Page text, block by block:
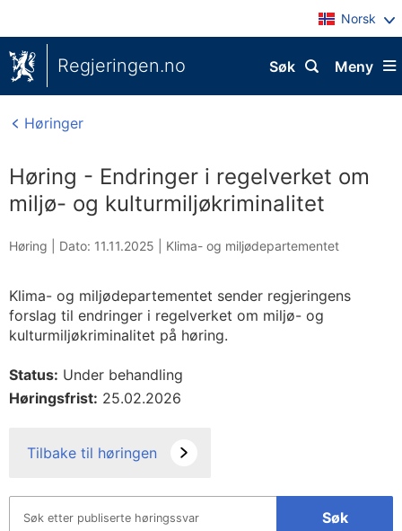
Norsk
Regjeringen.no Meny
Søk
Høringer
Høring - Endringer i regelverket om
miljø- og kulturmiljøkriminalitet
Høring | Dato: 11.11.2025 Klima- og miljødepartementet
Klima- og miljødepartementet sender regjeringens
forslag til endringer i regelverket om miljø- og
kulturmiljøkriminalitet på høring.
Status: Under behandling
Høringsfrist: 25.02.2026
Tilbake til høringen
Søk